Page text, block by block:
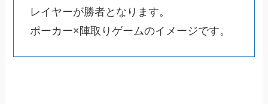
レイヤーが勝者となります。
ポーカー×陣取りゲームのイメージです。